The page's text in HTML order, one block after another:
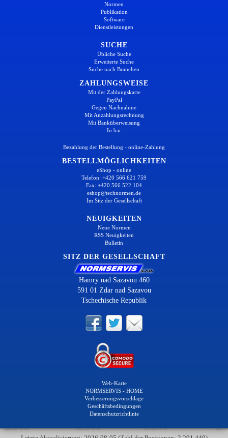
Normen
Publikation
Software
Dienstleistungen
SUCHE
Übliche Suche
Erweiterte Suche
Suche nach Branchen
ZAHLUNGSWEISE
Mit der Zahlungskarte
PayPal
Gegen Nachnahme
Mit Anzahlungsrechnung
Mit Banküberweisung
In bar
Bezahlung der Bestellung - online-Zahlung
BESTELLMÖGLICHKEITEN
eShop - online
Telefon: +420 566 621 759
Fax: +420 566 522 104
eshop@technormen.de
Im Sitz der Gesellschaft
NEUIGKEITEN
Neue Normen
RSS Neuigkeiten
Bulletin
SITZ DER GESELLSCHAFT
Hamry nad Sazavou 460
591 01 Zdar nad Sazavou
Tschechische Republik
Web-Karte
NORMSERVIS - HOME
Verbesserungsvorschläge
Geschäftsbedingungen
Datenschutzrichtlinie